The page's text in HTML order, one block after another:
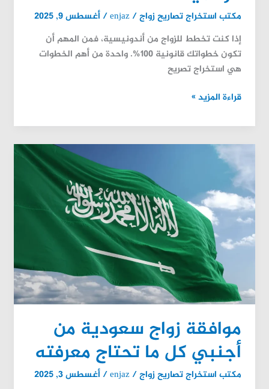
مكتب استخراج تصاريح زواج/
enjaz
/ أغسطس 9, 2025
إذا كنت تخطط للزواج من أندونيسية، فمن المهم أن
تكون خطواتك قانونية 100%. واحدة من أهم الخطوات
هي استخراج تصريح
قراءة المزيد »
موافقة زواج سعودية من
أجنبي كل ما تحتاج معرفته
مكتب استخراج تصاريح زواج/
enjaz
/ أغسطس 3, 2025
موافقة
زواج
سعودية
من
أجنبي
كل
ما
معرفته